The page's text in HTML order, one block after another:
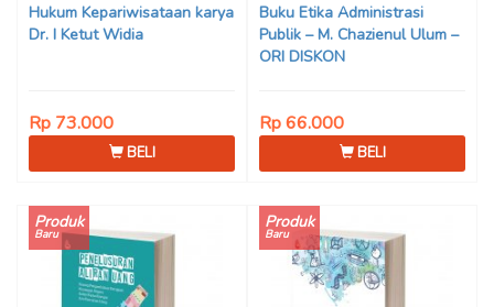
Hukum Kepariwisataan karya
Dr. I Ketut Widia
Rp 73.000
BELI
Buku Etika Administrasi
Publik – M. Chazienul Ulum –
ORI DISKON
Rp 66.000
BELI
Produk
Baru
Produk
Baru